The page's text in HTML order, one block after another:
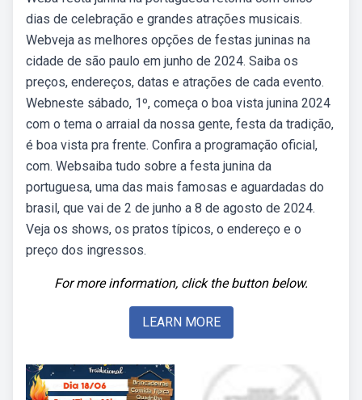
dias de celebração e grandes atrações musicais.
Webveja as melhores opções de festas juninas na
cidade de são paulo em junho de 2024. Saiba os
preços, endereços, datas e atrações de cada evento.
Webneste sábado, 1º, começa o boa vista junina 2024
com o tema o arraial da nossa gente, festa da tradição,
é boa vista pra frente. Confira a programação oficial,
com. Websaiba tudo sobre a festa junina da
portuguesa, uma das mais famosas e aguardadas do
brasil, que vai de 2 de junho a 8 de agosto de 2024.
Veja os shows, os pratos típicos, o endereço e o
preço dos ingressos.
For more information, click the button below.
LEARN MORE